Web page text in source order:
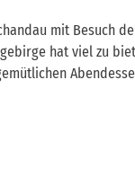
mit Besuch
hat viel zu